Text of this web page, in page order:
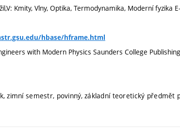
Kmity, Vlny, Optika, Termodynamika, Moderní fyzika
hbase/hframe.html
with Modern Physics Saunders College
zimní semestr, povinný, základní teoretický předmět